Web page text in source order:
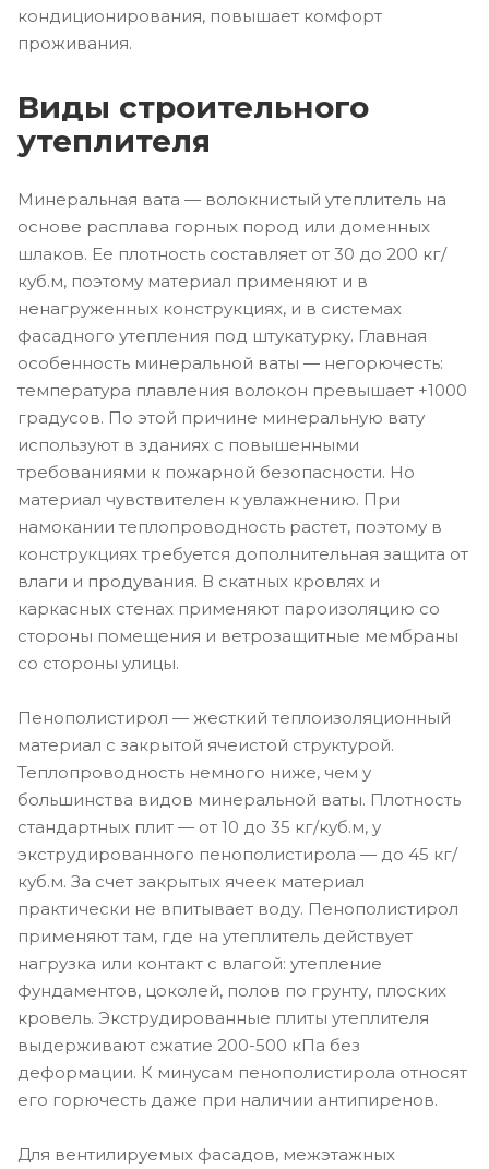
кондиционирования, повышает комфорт
проживания.
Виды строительного
утеплителя
Минеральная вата — волокнистый утеплитель на
основе расплава горных пород или доменных
шлаков. Ее плотность составляет от 30 до 200 кг/
куб.м, поэтому материал применяют и в
ненагруженных конструкциях, и в системах
фасадного утепления под штукатурку. Главная
особенность минеральной ваты — негорючесть:
температура плавления волокон превышает +1000
градусов. По этой причине минеральную вату
используют в зданиях с повышенными
требованиями к пожарной безопасности. Но
материал чувствителен к увлажнению. При
намокании теплопроводность растет, поэтому в
конструкциях требуется дополнительная защита от
влаги и продувания. В скатных кровлях и
каркасных стенах применяют пароизоляцию со
стороны помещения и ветрозащитные мембраны
со стороны улицы.
Пенополистирол — жесткий теплоизоляционный
материал с закрытой ячеистой структурой.
Теплопроводность немного ниже, чем у
большинства видов минеральной ваты. Плотность
стандартных плит — от 10 до 35 кг/куб.м, у
экструдированного пенополистирола — до 45 кг/
куб.м. За счет закрытых ячеек материал
практически не впитывает воду. Пенополистирол
применяют там, где на утеплитель действует
нагрузка или контакт с влагой: утепление
фундаментов, цоколей, полов по грунту, плоских
кровель. Экструдированные плиты утеплителя
выдерживают сжатие 200-500 кПа без
деформации. К минусам пенополистирола относят
его горючесть даже при наличии антипиренов.
Для вентилируемых фасадов, межэтажных